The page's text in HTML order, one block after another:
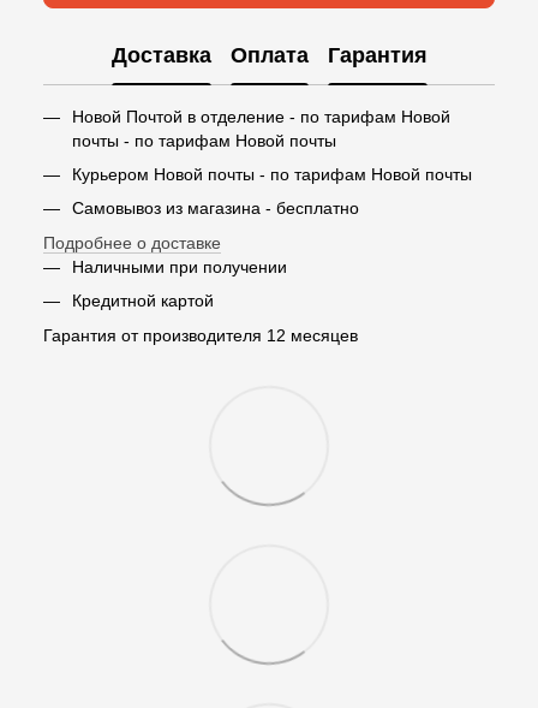
Доставка Оплата Гарантия
Новой Почтой в отделение - по тарифам Новой
почты - по тарифам Новой почты
Курьером Новой почты - по тарифам Новой почты
Самовывоз из магазина - бесплатно
Подробнее о доставке
Наличными при получении
Кредитной картой
Гарантия от производителя 12 месяцев